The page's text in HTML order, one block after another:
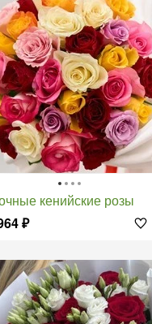
кенийские розы
₽